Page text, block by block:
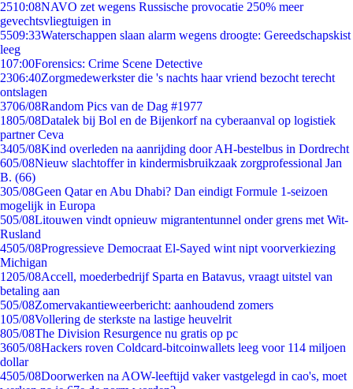
2510:08NAVO zet wegens Russische provocatie 250% meer
gevechtsvliegtuigen in
5509:33Waterschappen slaan alarm wegens droogte: Gereedschapskist
leeg
107:00Forensics: Crime Scene Detective
2306:40Zorgmedewerkster die 's nachts haar vriend bezocht terecht
ontslagen
3706/08Random Pics van de Dag #1977
1805/08Datalek bij Bol en de Bijenkorf na cyberaanval op logistiek
partner Ceva
3405/08Kind overleden na aanrijding door AH-bestelbus in Dordrecht
605/08Nieuw slachtoffer in kindermisbruikzaak zorgprofessional Jan
B. (66)
305/08Geen Qatar en Abu Dhabi? Dan eindigt Formule 1-seizoen
mogelijk in Europa
505/08Litouwen vindt opnieuw migrantentunnel onder grens met Wit-
Rusland
4505/08Progressieve Democraat El-Sayed wint nipt voorverkiezing
Michigan
1205/08Accell, moederbedrijf Sparta en Batavus, vraagt uitstel van
betaling aan
505/08Zomervakantieweerbericht: aanhoudend zomers
105/08Vollering de sterkste na lastige heuvelrit
805/08The Division Resurgence nu gratis op pc
3605/08Hackers roven Coldcard-bitcoinwallets leeg voor 114 miljoen
dollar
4505/08Doorwerken na AOW-leeftijd vaker vastgelegd in cao's, moet